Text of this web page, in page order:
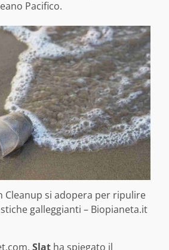
Pacifico.
Cleanup si adopera per ripulire
galleggianti – Biopianeta.it
Slat ha spiegato il